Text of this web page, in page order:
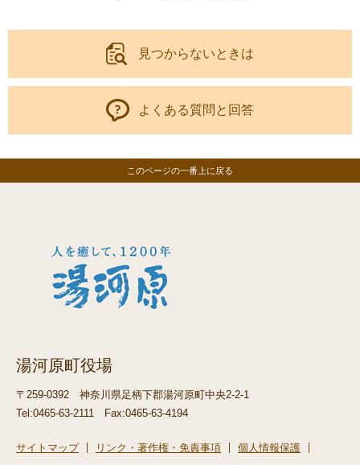
見つからないときは
よくある質問と回答
このページの一番上に戻る
湯河原町役場
〒259-0392
神奈川県足柄下郡湯河原町中央2-2-1
Tel:0465-63-2111
Fax:0465-63-4194
サイトマップ リンク・著作権・免責事項 個人情報保護